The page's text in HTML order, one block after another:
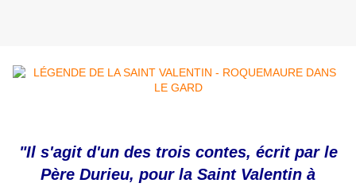
"Il s'agit d'un des trois contes, écrit par le
Père Durieu, pour la Saint Valentin à